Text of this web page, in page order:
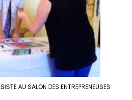
AU SALON DES ENTREPRENEUSES